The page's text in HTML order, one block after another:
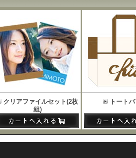
クリアファイルセット(2枚
組)
トート